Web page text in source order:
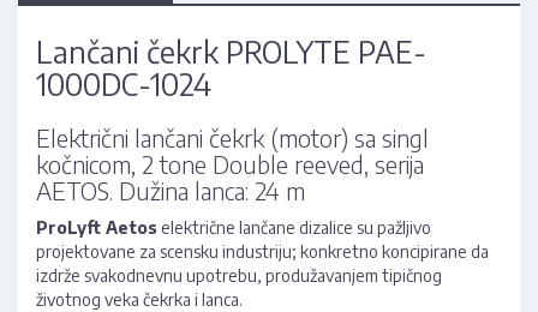
Lančani čekrk PROLYTE PAE-
1000DC-1024
Električni lančani čekrk (motor) sa singl
kočnicom, 2 tone Double reeved, serija
AETOS. Dužina lanca: 24 m
ProLyft Aetos električne lančane dizalice su pažljivo
projektovane za scensku industriju; konkretno koncipirane da
izdrže svakodnevnu upotrebu, produžavanjem tipičnog
životnog veka čekrka i lanca.